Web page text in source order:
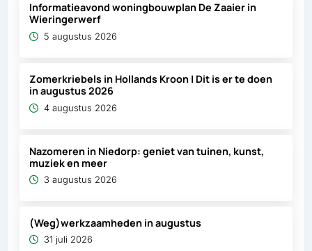
Informatieavond woningbouwplan De Zaaier in
Wieringerwerf
5 augustus 2026
Zomerkriebels in Hollands Kroon | Dit is er te doen
in augustus 2026
4 augustus 2026
Nazomeren in Niedorp: geniet van tuinen, kunst,
muziek en meer
3 augustus 2026
(Weg)werkzaamheden in augustus
31 juli 2026